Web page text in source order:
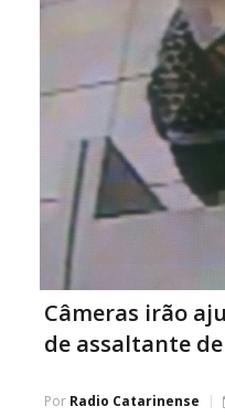
Câmeras irão
de assaltante
Por Radio Catarinense